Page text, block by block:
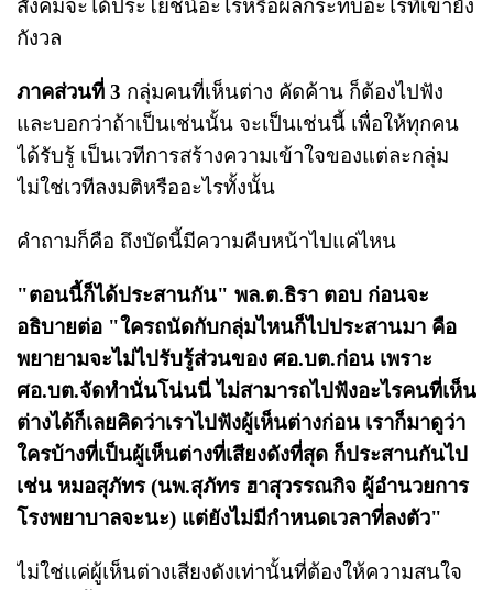
สังคมจะได้ประโยชน์อะไรหรือผลกระทบอะไรที่เขายัง
กังวล
ภาคส่วนที่ 3 กลุ่มคนที่เห็นต่าง คัดค้าน ก็ต้องไปฟัง
และบอกว่าถ้าเป็นเช่นนั้น จะเป็นเช่นนี้ เพื่อให้ทุกคน
ได้รับรู้ เป็นเวทีการสร้างความเข้าใจของแต่ละกลุ่ม
ไม่ใช่เวทีลงมติหรืออะไรทั้งนั้น
คำถามก็คือ ถึงบัดนี้มีความคืบหน้าไปแค่ไหน
"ตอนนี้ก็ได้ประสานกัน" พล.ต.ธิรา ตอบ ก่อนจะ
อธิบายต่อ "ใครถนัดกับกลุ่มไหนก็ไปประสานมา คือ
พยายามจะไม่ไปรับรู้ส่วนของ ศอ.บต.ก่อน เพราะ
ศอ.บต.จัดทำนั่นโน่นนี่ ไม่สามารถไปฟังอะไรคนที่เห็น
ต่างได้ก็เลยคิดว่าเราไปฟังผู้เห็นต่างก่อน เราก็มาดูว่า
ใครบ้างที่เป็นผู้เห็นต่างที่เสียงดังที่สุด ก็ประสานกันไป
เช่น หมอสุภัทร (นพ.สุภัทร ฮาสุวรรณกิจ ผู้อำนวยการ
โรงพยาบาลจะนะ) แต่ยังไม่มีกำหนดเวลาที่ลงตัว"
ไม่ใช่แค่ผู้เห็นต่างเสียงดังเท่านั้นที่ต้องให้ความสนใจ